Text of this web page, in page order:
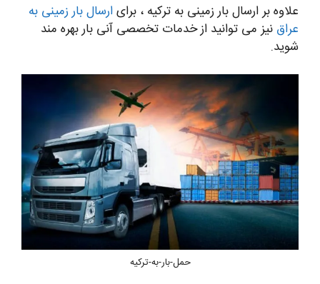
علاوه بر ارسال بار زمینی به ترکیه ، برایارسال بار زمینی به
عراق نیز می توانید از خدمات تخصصی آنی بار بهره مند
شوید.
حمل-بار-به-ترکیه